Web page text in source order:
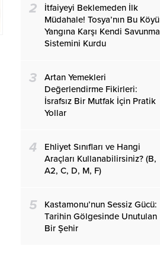
2
İtfaiyeyi Beklemeden İlk
Müdahale! Tosya’nın Bu Köyü
Yangına Karşı Kendi Savunma
Sistemini Kurdu
3
Artan Yemekleri
Değerlendirme Fikirleri:
İsrafsız Bir Mutfak İçin Pratik
Yollar
4
Ehliyet Sınıfları ve Hangi
Araçları Kullanabilirsiniz? (B,
A2, C, D, M, F)
5
Kastamonu’nun Sessiz Gücü:
Tarihin Gölgesinde Unutulan
Bir Şehir